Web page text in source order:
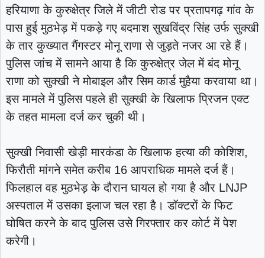
हरियाणा के कुरुक्षेत्र जिले में जीटी रोड पर प्रतापगढ़ गांव के
पास हुई मुठभेड़ में पकड़े गए बदमाश सुखविंद्र सिंह उर्फ सुक्खी
के तार कुख्यात गैंगस्टर मोनू राणा से जुड़ते नजर आ रहे हैं।
पुलिस जांच में सामने आया है कि कुरुक्षेत्र जेल में बंद मोनू
राणा को सुक्खी ने मोबाइल और सिम कार्ड मुहैया करवाया था।
इस मामले में पुलिस पहले ही सुक्खी के खिलाफ प्रिजन एक्ट
के तहत मामला दर्ज कर चुकी थी।
सुक्खी निवासी खेड़ी मारकंडा के खिलाफ हत्या की कोशिश,
फिरौती मांगने समेत करीब 16 आपराधिक मामले दर्ज हैं।
फिलहाल वह मुठभेड़ के दौरान घायल हो गया है और LNJP
अस्पताल में उसका इलाज चल रहा है। डॉक्टरों के फिट
घोषित करने के बाद पुलिस उसे गिरफ्तार कर कोर्ट में पेश
करेगी।